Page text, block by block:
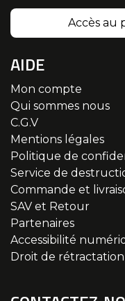
Accès au
AIDE
Mon compte
Qui sommes nous
C.G.V
Mentions légales
Politique de
Service de
Commande et
SAV et Retour
Partenaires
Accessibilité
Droit de rétractation